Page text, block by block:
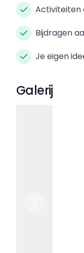
Activiteiten
Bijdragen
Je eigen
Galerij